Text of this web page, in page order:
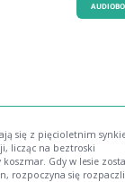
licząc na beztroski
Gdy w lesie
rozpoczyna się